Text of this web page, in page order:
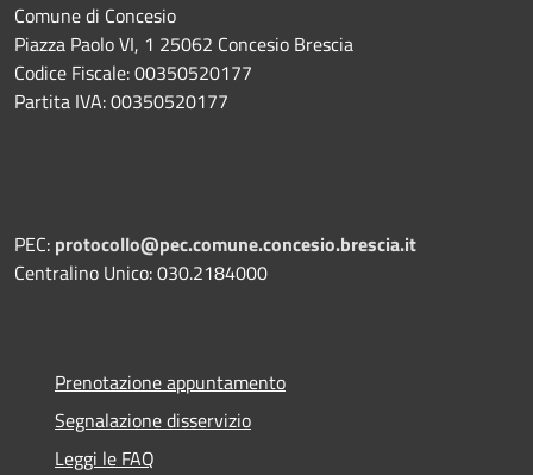
Comune di Concesio
Piazza Paolo VI, 1 25062 Concesio Brescia
Codice Fiscale: 00350520177
Partita IVA: 00350520177
PEC: protocollo@pec.comune.concesio.brescia.it
Centralino Unico: 030.2184000
Prenotazione appuntamento
Segnalazione disservizio
Leggi le FAQ